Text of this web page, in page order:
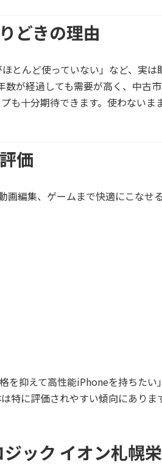
どきの理由
とんど使っていない」など、実は
が経過しても需要が高く、中古
も十分期待できます。使わないま
価
画編集、ゲームまで快適にこなせ
を抑えて高性能iPhoneを持ちたい
特に評価されやすい傾向にありま
ック イオン札幌